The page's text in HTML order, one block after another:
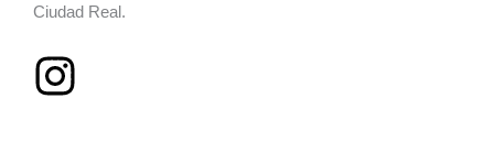
Ciudad Real.
I